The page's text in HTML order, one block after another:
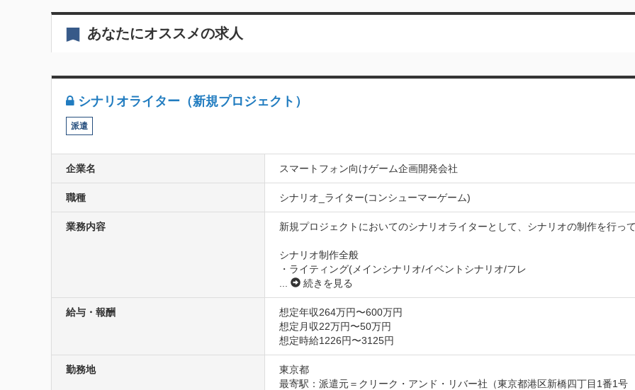
あなたにオススメの求人
シナリオライター（新規プロジェクト）
派遣
企業名 スマートフォン向けゲーム企画開発会社
職種 シナリオ_ライター(コンシューマーゲーム)
業務内容 新規プロジェクトにおいてのシナリオライターとして、シナリオの制作を行って
シナリオ制作全般
・ライティング(メインシナリオ/イベントシナリオ/フレ
続きを見る
給与・報酬
想定年収264万円〜600万円
想定月収22万円〜50万円
想定時給1226円〜3125円
勤務地
東京都
最寄駅：派遣元＝クリーク・アンド・リバー社（東京都港区新橋四丁目1番1号